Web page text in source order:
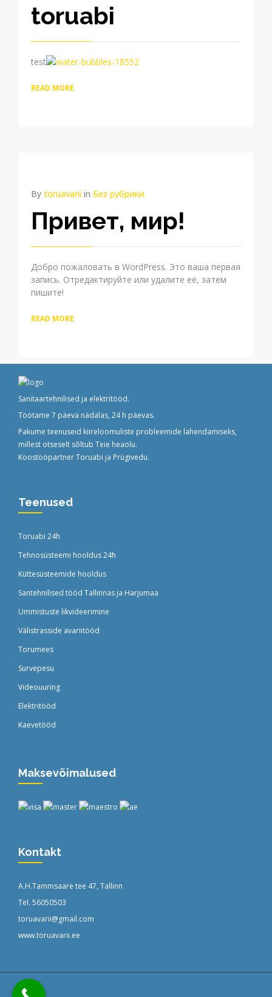
toruabi
test
READ MORE
By toruavarii in Без рубрики
Привет, мир!
Добро пожаловать в WordPress. Это ваша первая
запись. Отредактируйте или удалите её, затем
пишите!
READ MORE
Sanitaartehnilised ja elektritööd.
Töötame 7 päeva nädalas, 24 h päevas.
Pakume teenuseid kiireloomuliste probleemide lahendamiseks,
millest otseselt sõltub Teie heaolu.
KoostööpartnerToruabi ja Prügivedu.
Teenused
Toruabi 24h
Tehnosüsteemi hooldus 24h
Küttesüsteemide hooldus
Santehnilised tööd Tallinnas ja Harjumaa
Ummistuste likvideerimine
Välistrasside avariitööd
Torumees
Survepesu
Videouuring
Elektritööd
Kaevetööd
Maksevõimalused
Kontakt
A.H.Tammsaare tee 47, Tallinn
Tel. 56050503
toruavarii@gmail.com
www.toruavarii.ee